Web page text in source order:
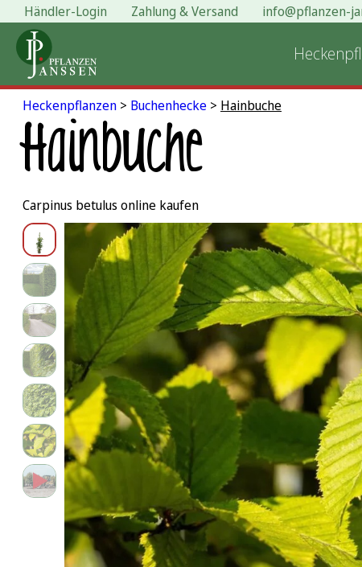
Zum
Inhalt
springen
Händler-Login Zahlung & Versand info@pflanzen-
Heckenpflanzen > Buchenhecke > Hainbuche
Hainbuche
Carpinus betulus online kaufen